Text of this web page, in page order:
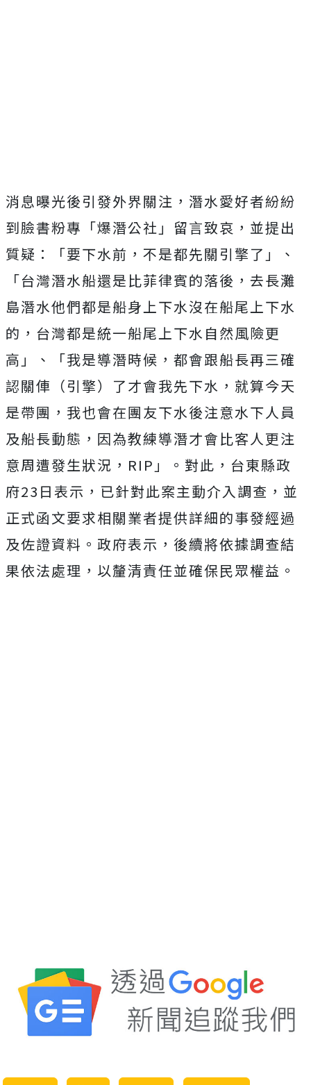
消息曝光後引發外界關注， 潛水愛好者紛紛
到臉書粉專「爆潛公社」留言致哀，並提出
質疑：「要下水前，不是都先關引擎了」、
「台灣潛水船還是比菲律賓的落後，去長灘
島潛水他們都是船身上下水沒在船尾上下水
的，台灣都是統一船尾上下水自然風險更
高」、「我是導潛時候，都會跟船長再三確
認關俥（引擎）了才會我先下水，就算今天
是帶團，我也會在團友下水後注意水下人員
及船長動態，因為教練導潛才會比客人更注
意周遭發生狀況，RIP」。 對此，台東縣政
府23日表示，已針對此案主動介入調查，並
正式函文要求相關業者提供詳細的事發經過
及佐證資料。政府表示，後續將依據調查結
果依法處理，以釐清責任並確保民眾權益。